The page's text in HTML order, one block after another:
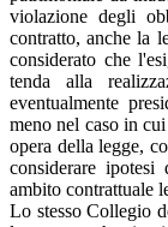
violazione degli
contratto, anche la
considerato che
tenda alla
eventualmente
meno nel caso in
opera della legge,
considerare
ambito contrattuale
Lo stesso Collegio